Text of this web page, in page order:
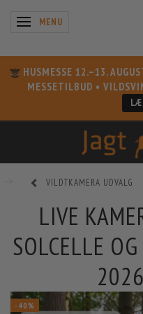
SKIFTE NAVIGATION
MENU
HUSMESSE 12.–13.
MESSETILBUD •
VILDTKAMERA UDVALG
LIVE
SOLCELLE
-40%